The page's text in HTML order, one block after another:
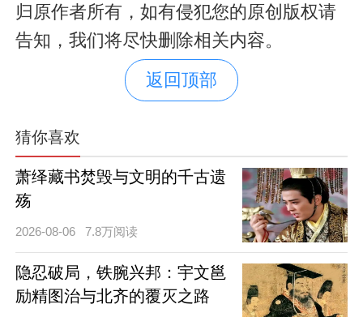
归原作者所有，如有侵犯您的原创版权请
告知，我们将尽快删除相关内容。
返回顶部
猜你喜欢
萧绎藏书焚毁与文明的千古遗
殇
2026-08-06 7.8万阅读
隐忍破局，铁腕兴邦：宇文邕
励精图治与北齐的覆灭之路